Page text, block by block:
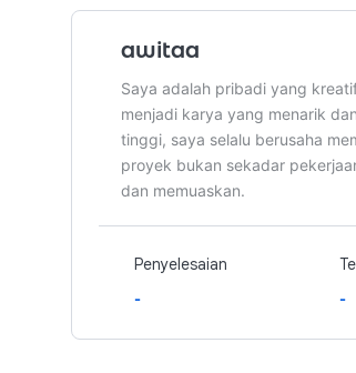
awitaa
Saya adalah pribadi yang
menjadi karya yang menarik
tinggi, saya selalu berusaha
proyek bukan sekadar
dan memuaskan.
Penyelesaian
- -